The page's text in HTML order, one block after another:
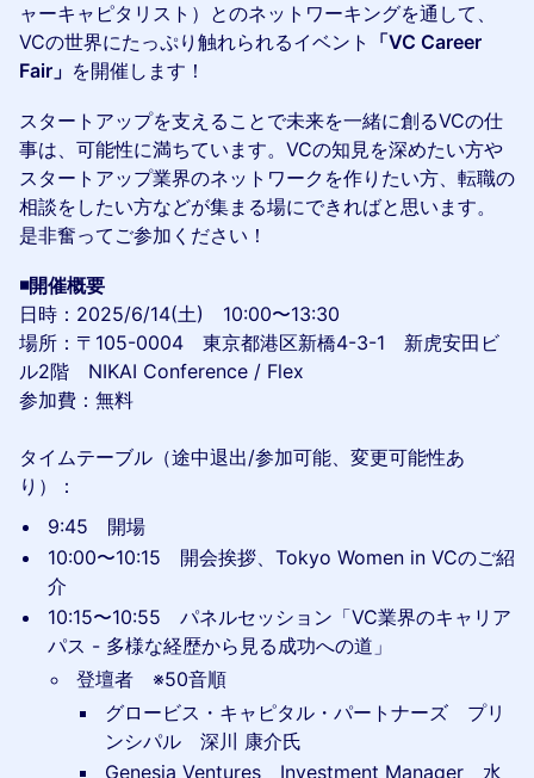
ャーキャピタリスト）とのネットワーキングを通して、
VCの世界にたっぷり触れられるイベント
「VC Career
Fair」 を開催します！
スタートアップを支えることで未来を一緒に創るVCの仕
事は、可能性に満ちています。VCの知見を深めたい方や
スタートアップ業界のネットワークを作りたい方、転職の
相談をしたい方などが集まる場にできればと思います。
是非奮ってご参加ください！
◾️開催概要
日時：2025/6/14(土) 10:00〜13:30
場所：〒105-0004 東京都港区新橋4-3-1 新虎安田ビ
ル2階 NIKAI Conference / Flex
参加費：無料
タイムテーブル（途中退出/参加可能、変更可能性あ
り）：
9:45 開場
​10:00〜10:15 開会挨拶、Tokyo Women in VCのご紹
介
​10:15〜10:55 パネルセッション「VC業界のキャリア
パス - 多様な経歴から見る成功への道」
登壇者 ※50音順
グロービス・キャピタル・パートナーズ プリ
ンシパル 深川 康介氏
Genesia Ventures Investment Manager 水